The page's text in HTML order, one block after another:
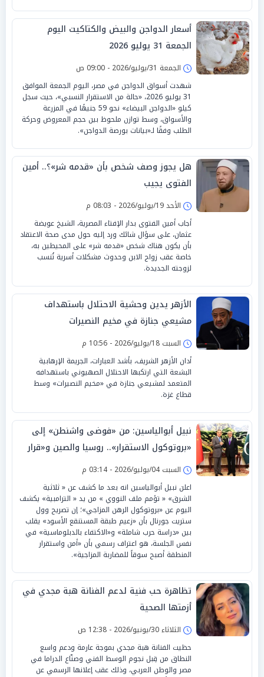
أسعار الدواجن والبيض والكتاكيت اليوم
الجمعة 31 يوليو 2026
الجمعة 31/يوليو/2026 - 09:00 ص
شهدت أسواق الدواجن في مصر، اليوم الجمعة الموافق
31 يوليو 2026، «حالة من الاستقرار النسبي»، حيث سجل
كيلو «الدواجن البيضاء» نحو 59 جنيهًا في المزرعة
والأسواق، وسط توازن ملحوظ بين حجم المعروض وحركة
الطلب وفقًا لـ«بيانات بورصة الدواجن».
هل يجوز وصف شخص بأن «قدمه شر»؟.. أمين
الفتوى يجيب
الأحد 19/يوليو/2026 - 08:03 م
أجاب أمين الفتوى بدار الإفتاء المصرية، الشيخ عويضة
عثمان، على سؤال شائك ورد إليه حول مدى صحة الاعتقاد
بأن يكون هناك شخص «قدمه شر» على المحيطين به،
خاصة عقب زواج الابن وحدوث مشكلات أسرية تُنسب
لزوجته الجديدة.
الأزهر يدين وحشية الاحتلال باستهداف
مشيعي جنازة في مخيم النصيرات
السبت 18/يوليو/2026 - 10:56 م
أدان الأزهر الشريف، بأشد العبارات، الجريمة الإرهابية
البشعة التي ارتكبها الاحتلال الصهيوني باستهدافه
المتعمد لمشيعي جنازة في «مخيم النصيرات» وسط
قطاع غزة.
نبيل أبوالياسين: من «فوضى واشنطن» إلى
«بروتوكول الاستقرار».. روسيا والصين و«قرار
السيادة» بـ«تصفير القواعد»
السبت 04/يوليو/2026 - 03:14 م
اعلن نبيل أبوالياسين انه بعد ما كشف عن « ثلاثية
الشرق» « تؤمم ملف النووي » من يد « الترامبية» يكشف
اليوم عن «بروتوكول الرهن المزاجي»؛ إن تصريح وول
ستريت جورنال بأن «زعيم طبقة المستنقع الأسود» يقلب
بين «دراسة حرب شاملة» و«الاكتفاء بالدبلوماسية» في
نفس الجلسة، هو اعتراف رسمي بأن «أمن واستقرار
المنطقة أصبح سوقاً للمضاربة المزاجية».
تظاهرة حب فنية لدعم الفنانة هبة مجدي في
أزمتها الصحية
الثلاثاء 30/يونيو/2026 - 12:38 ص
حظيت الفنانة هبة مجدي بموجة عارمة ودعم واسع
النطاق من قِبل نجوم الوسط الفني وصنّاع الدراما في
مصر والوطن العربي، وذلك عقب إعلانها الرسمي عن